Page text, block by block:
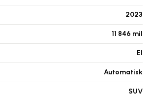
2023
11 846 mil
El
Automatisk
SUV